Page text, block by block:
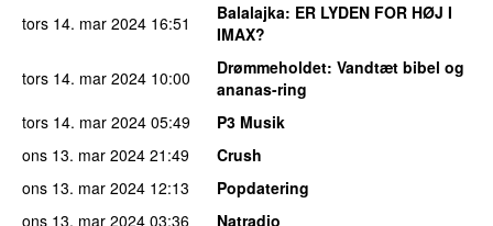
tors 14. mar 2024 16:51 Balalajka: ER LYDEN FOR HØJ I
IMAX?
tors 14. mar 2024 10:00 Drømmeholdet: Vandtæt bibel og
ananas-ring
tors 14. mar 2024 05:49
P3 Musik
ons 13. mar 2024 21:49
Crush
ons 13. mar 2024 12:13
Popdatering
ons 13. mar 2024 03:36
Natradio